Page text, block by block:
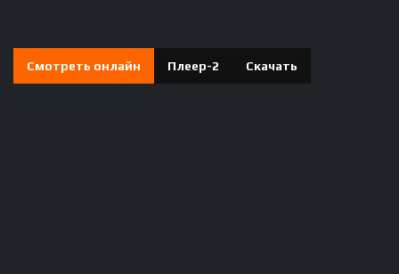
Смотреть онлайн Плеер-2 Скачать